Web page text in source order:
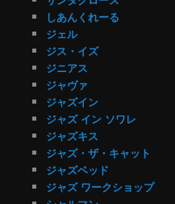
しあんくれーる
ジェル
ジス・イズ
ジニアス
ジャヴァ
ジャズイン
ジャズ イン ソワレ
ジャズキス
ジャズ・ザ・キャット
ジャズベッド
ジャズ ワークショップ